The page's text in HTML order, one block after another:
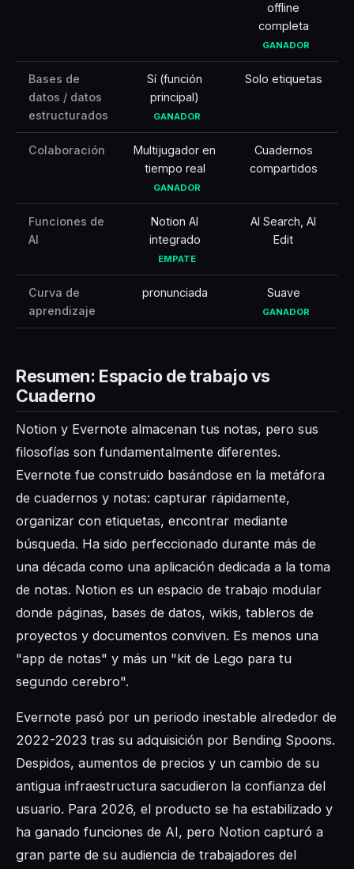
offline
completa
GANADOR
Bases de
datos / datos
estructurados
Sí (función
principal)
GANADOR
Solo etiquetas
Colaboración
Multijugador en
tiempo real
GANADOR
Cuadernos
compartidos
Funciones de
AI
Notion AI
integrado
EMPATE
AI Search, AI
Edit
Curva de
aprendizaje
pronunciada Suave
GANADOR
Resumen: Espacio de trabajo vs
Cuaderno
Notion y Evernote almacenan tus notas, pero sus
filosofías son fundamentalmente diferentes.
Evernote fue construido basándose en la metáfora
de cuadernos y notas: capturar rápidamente,
organizar con etiquetas, encontrar mediante
búsqueda. Ha sido perfeccionado durante más de
una década como una aplicación dedicada a la toma
de notas. Notion es un espacio de trabajo modular
donde páginas, bases de datos, wikis, tableros de
proyectos y documentos conviven. Es menos una
"app de notas" y más un "kit de Lego para tu
segundo cerebro".
Evernote pasó por un periodo inestable alrededor de
2022-2023 tras su adquisición por Bending Spoons.
Despidos, aumentos de precios y un cambio de su
antigua infraestructura sacudieron la confianza del
usuario. Para 2026, el producto se ha estabilizado y
ha ganado funciones de AI, pero Notion capturó a
gran parte de su audiencia de trabajadores del